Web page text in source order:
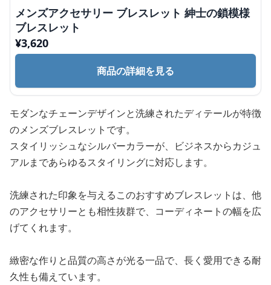
メンズアクセサリー ブレスレット 紳士の鎖模様
ブレスレット
¥3,620
商品の詳細を見る
モダンなチェーンデザインと洗練されたディテールが特徴
のメンズブレスレットです。
スタイリッシュなシルバーカラーが、ビジネスからカジュ
アルまであらゆるスタイリングに対応します。
洗練された印象を与えるこのおすすめブレスレットは、他
のアクセサリーとも相性抜群で、コーディネートの幅を広
げてくれます。
緻密な作りと品質の高さが光る一品で、長く愛用できる耐
久性も備えています。